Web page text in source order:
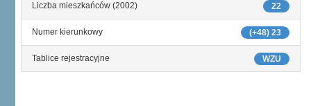
22
Liczba mieszkańców (2002)
(+48) 23
Numer kierunkowy
WZU
Tablice rejestracyjne